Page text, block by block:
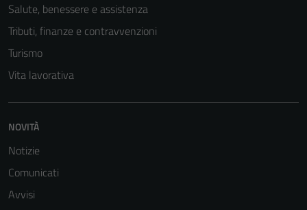
Salute, benessere e assistenza
Tributi, finanze e contravvenzioni
Turismo
Vita lavorativa
NOVITÀ
Notizie
Comunicati
Avvisi